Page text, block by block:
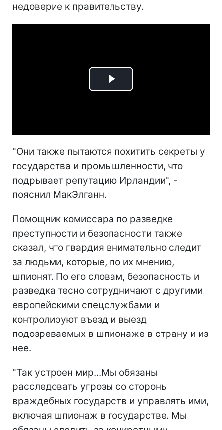
недоверие к правительству.
Play
"Они также пытаются похитить секреты у
государства и промышленности, что
подрывает репутацию Ирландии", -
пояснил МакЭлганн.
Помощник комиссара по разведке
преступности и безопасности также
сказал, что гвардия внимательно следит
за людьми, которые, по их мнению,
шпионят. По его словам, безопасность и
разведка тесно сотрудничают с другими
европейскими спецслужбами и
контролируют въезд и выезд
подозреваемых в шпионаже в страну и из
нее.
"Так устроен мир...Мы обязаны
расследовать угрозы со стороны
враждебных государств и управлять ими,
включая шпионаж в государстве. Мы